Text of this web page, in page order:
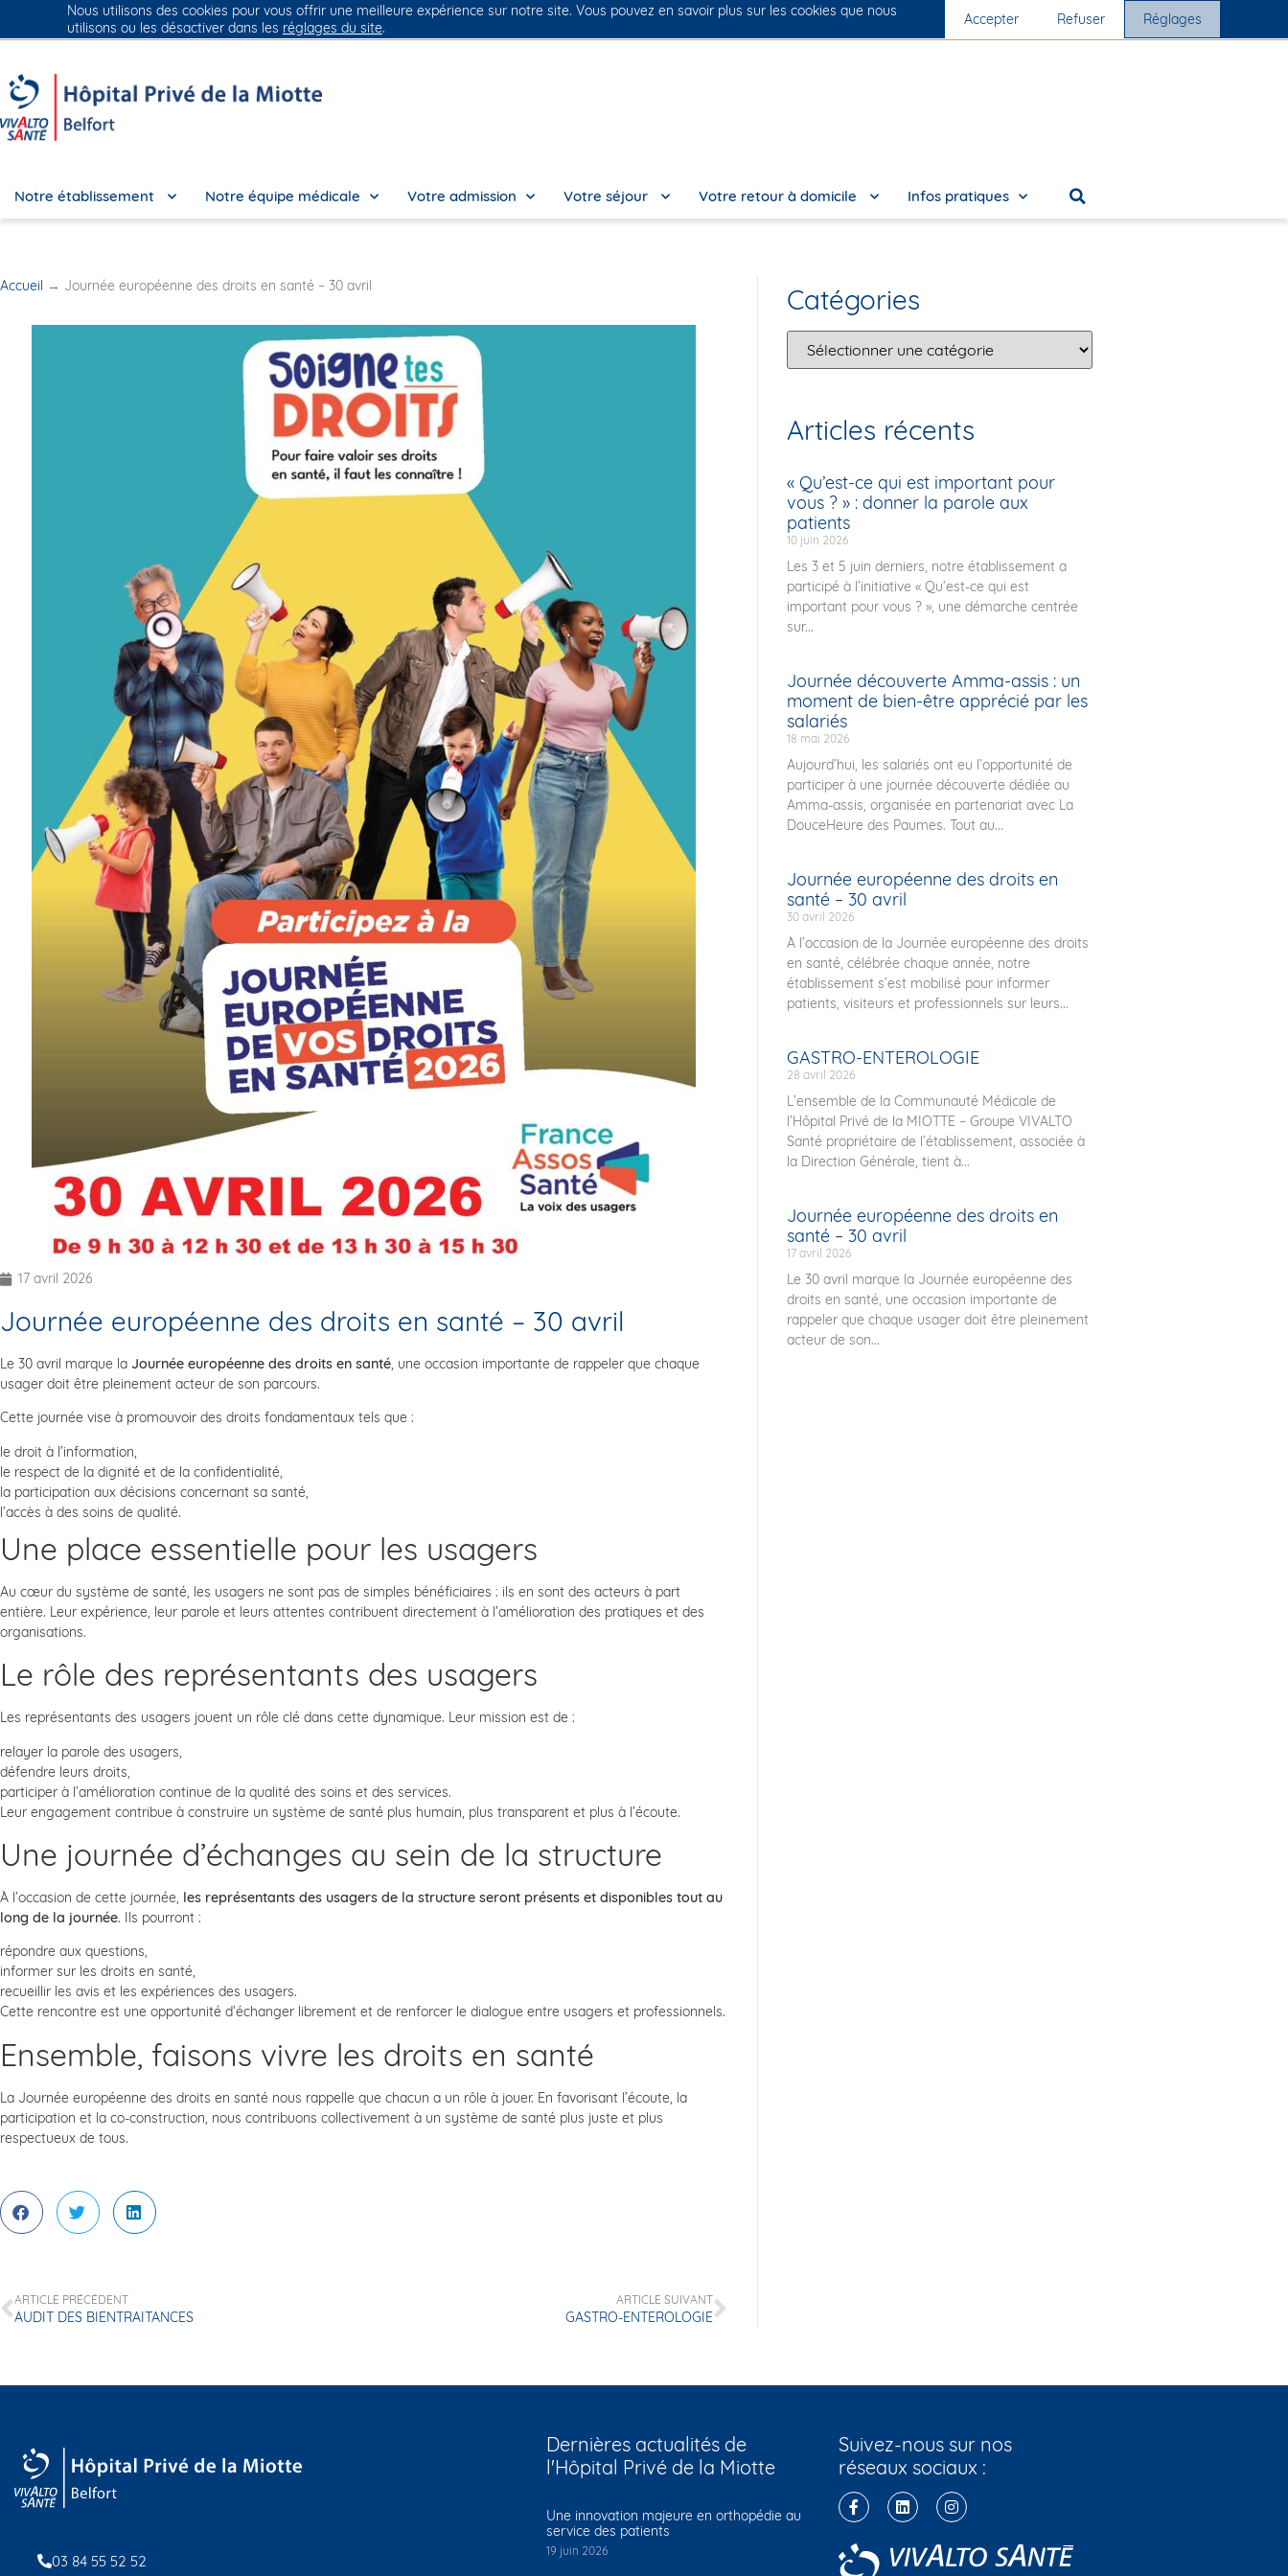
Groupe Vivalto Santé Entre nous, la vie Nos cliniques Nous rejoindre
Notre établissement Notre équipe médicale Votre admission Votre séjour Votre retour à domicile Infos pratiques
Accueil → Journée européenne des droits en santé – 30 avril
17 avril 2026
Journée européenne des droits en santé – 30 avril
Le 30 avril marque la Journée européenne des droits en santé, une occasion importante de rappeler que chaque
usager doit être pleinement acteur de son parcours.
Cette journée vise à promouvoir des droits fondamentaux tels que :
le droit à l’information,
le respect de la dignité et de la confidentialité,
la participation aux décisions concernant sa santé,
l’accès à des soins de qualité.
Une place essentielle pour les usagers
Au cœur du système de santé, les usagers ne sont pas de simples bénéficiaires : ils en sont des acteurs à part
entière. Leur expérience, leur parole et leurs attentes contribuent directement à l’amélioration des pratiques et des
organisations.
Le rôle des représentants des usagers
Les représentants des usagers jouent un rôle clé dans cette dynamique. Leur mission est de :
relayer la parole des usagers,
défendre leurs droits,
participer à l’amélioration continue de la qualité des soins et des services.
Leur engagement contribue à construire un système de santé plus humain, plus transparent et plus à l’écoute.
Une journée d’échanges au sein de la structure
À l’occasion de cette journée, les représentants des usagers de la structure seront présents et disponibles tout au
long de la journée. Ils pourront :
répondre aux questions,
informer sur les droits en santé,
recueillir les avis et les expériences des usagers.
Cette rencontre est une opportunité d’échanger librement et de renforcer le dialogue entre usagers et professionnels.
Ensemble, faisons vivre les droits en santé
La Journée européenne des droits en santé nous rappelle que chacun a un rôle à jouer. En favorisant l’écoute, la
participation et la co-construction, nous contribuons collectivement à un système de santé plus juste et plus
respectueux de tous.
ARTICLE PRÉCÉDENT
AUDIT DES BIENTRAITANCES
ARTICLE SUIVANT
GASTRO-ENTEROLOGIE
Catégories
Articles récents
« Qu’est-ce qui est important pour
vous ? » : donner la parole aux
patients
10 juin 2026
Les 3 et 5 juin derniers, notre établissement a
participé à l’initiative « Qu’est-ce qui est
important pour vous ? », une démarche centrée
sur...
Journée découverte Amma-assis : un
moment de bien-être apprécié par les
salariés
18 mai 2026
Aujourd’hui, les salariés ont eu l’opportunité de
participer à une journée découverte dédiée au
Amma-assis, organisée en partenariat avec La
DouceHeure des Paumes. Tout au...
Journée européenne des droits en
santé – 30 avril
30 avril 2026
À l’occasion de la Journée européenne des droits
en santé, célébrée chaque année, notre
établissement s’est mobilisé pour informer
patients, visiteurs et professionnels sur leurs...
GASTRO-ENTEROLOGIE
28 avril 2026
L’ensemble de la Communauté Médicale de
l’Hôpital Privé de la MIOTTE – Groupe VIVALTO
Santé propriétaire de l’établissement, associée à
la Direction Générale, tient à...
Journée européenne des droits en
santé – 30 avril
17 avril 2026
Le 30 avril marque la Journée européenne des
droits en santé, une occasion importante de
rappeler que chaque usager doit être pleinement
acteur de son...
03 84 55 52 52
Dernières actualités de
l'Hôpital Privé de la Miotte
Une innovation majeure en orthopédie au
service des patients
19 juin 2026
Suivez-nous sur nos
réseaux sociaux :
Nous utilisons des cookies pour vous offrir une meilleure expérience sur notre site. Vous pouvez en savoir plus sur les cookies que nous
utilisons ou les désactiver dans les réglages du site. Accepter Refuser Réglages